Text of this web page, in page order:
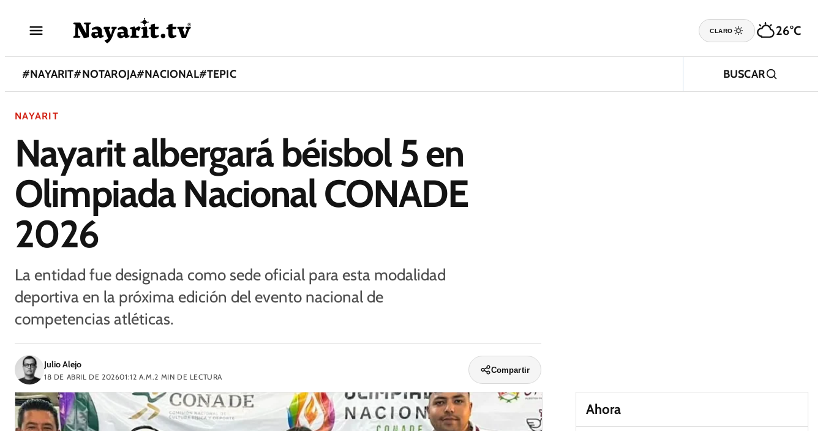
CLARO 26°C
#NAYARIT#NOTAROJA#NACIONAL#TEPIC BUSCAR
NAYARIT
Nayarit albergará béisbol 5 en
Olimpiada Nacional CONADE
2026
La entidad fue designada como sede oficial para esta modalidad
deportiva en la próxima edición del evento nacional de
competencias atléticas.
Julio Alejo
18 DE ABRIL DE 202601:12 A.M.2 MIN DE LECTURA
Compartir
Ahora